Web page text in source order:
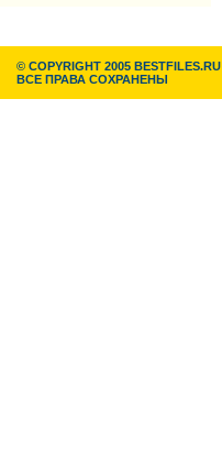
© COPYRIGHT 2005 BESTFILES.RU
ВСЕ ПРАВА СОХРАНЕНЫ